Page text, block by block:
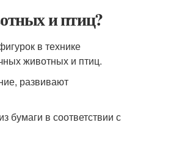
и птиц?
в технике
животных и птиц.
развивают
бумаги в соответствии с